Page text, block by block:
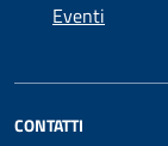
Eventi
CONTATTI